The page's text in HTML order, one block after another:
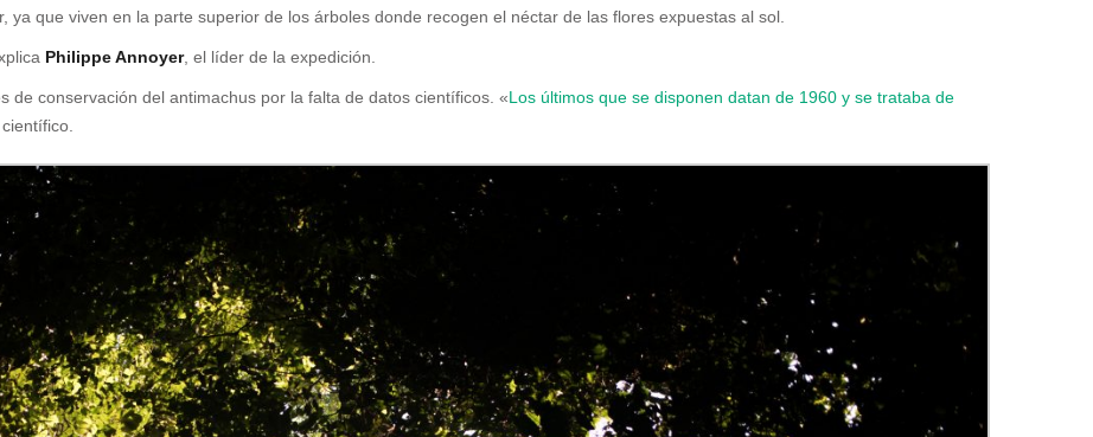
que viven en la parte superior de los árboles donde recogen el néctar de las flores expuestas al sol.
Philippe Annoyer, el líder de la expedición.
conservación del antimachus por la falta de datos científicos. «Los últimos que se disponen datan de 1960 y se trataba de